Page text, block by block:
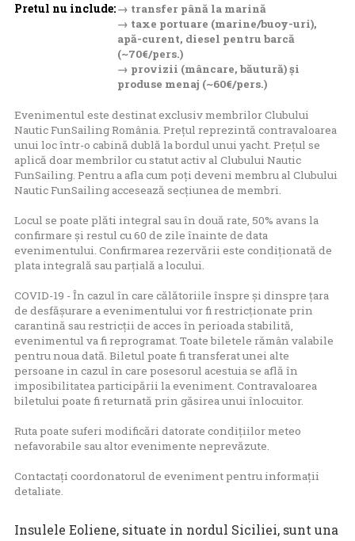
Pretul nu include:→ transfer până la marină
→ taxe portuare (marine/buoy-uri),
apă-curent, diesel pentru barcă
(~70€/pers.)
→ provizii (mâncare, băutură) și
produse menaj (~60€/pers.)
Evenimentul este destinat exclusiv membrilor Clubului
Nautic FunSailing România. Prețul reprezintă contravaloarea
unui loc într-o cabină dublă la bordul unui yacht. Prețul se
aplică doar membrilor cu statut activ al Clubului Nautic
FunSailing. Pentru a afla cum poți deveni membru al Clubului
Nautic FunSailing accesează secțiunea de membri.
Locul se poate plăti integral sau în două rate, 50% avans la
confirmare și restul cu 60 de zile înainte de data
evenimentului. Confirmarea rezervării este condiționată de
plata integrală sau parțială a locului.
COVID-19 - În cazul în care călătoriile înspre și dinspre țara
de desfășurare a evenimentului vor fi restricționate prin
carantină sau restricții de acces în perioada stabilită,
evenimentul va fi reprogramat. Toate biletele rămân valabile
pentru noua dată. Biletul poate fi transferat unei alte
persoane in cazul în care posesorul acestuia se află în
imposibilitatea participării la eveniment. Contravaloarea
biletului poate fi returnată prin găsirea unui înlocuitor.
Ruta poate suferi modificări datorate condițiilor meteo
nefavorabile sau altor evenimente neprevăzute.
Contactați coordonatorul de eveniment pentru informații
detaliate.
Insulele Eoliene, situate in nordul Siciliei, sunt una